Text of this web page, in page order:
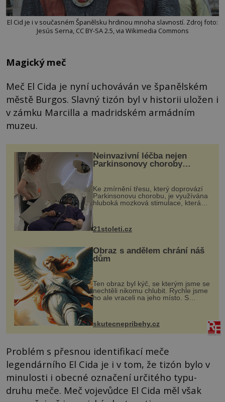
El Cid je i v současném Španělsku hrdinou mnoha slavností. Zdroj foto:
Jesús Serna, CC BY-SA 2.5, via Wikimedia Commons
Magický meč
Meč El Cida je nyní uchováván ve španělském
městě Burgos. Slavný tizón byl v historii uložen i
v zámku Marcilla a madridském armádním
muzeu.
Neinvazivní léčba nejen
Parkinsonovy choroby
Ke zmírnění třesu, který doprovází
Parkinsonovu chorobu, je využívána
hluboká mozková stimulace, která
však vyžaduje vysoce invazivní
k dostatečně přesnému zacílení ...
21stoleti.cz
Obraz s andělem chrání náš
dům
Ten obraz byl kýč, se kterým jsme se
nechtěli nikomu chlubit. Rychle jsme
ho ale vraceli na jeho místo. S
manželem Vaškem jsme si pořídili
chaloupku, takový domek na severu
Čech, kde jsme si naplánova...
skutecnepribehy.cz
Problém s přesnou identifikací meče
legendárního El Cida je i v tom, že tizón bylo v
minulosti i obecné označení určitého typu-
druhu meče. Meč vojevůdce El Cida měl však